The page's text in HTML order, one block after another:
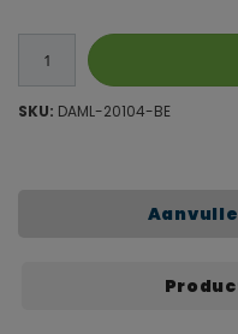
SKU: DAML-20104-BE